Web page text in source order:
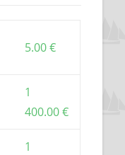
5.00€
1
400.00€
1